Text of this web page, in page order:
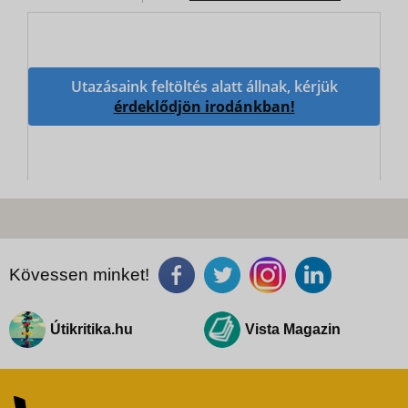
Utazásaink feltöltés alatt állnak, kérjük
érdeklődjön irodánkban!
Kövessen minket!
Útikritika.hu Vista Magazin